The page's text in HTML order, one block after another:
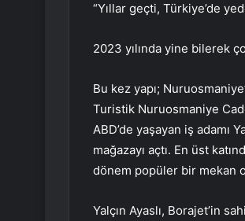
“Yıllar geçti, Türkiye’de
2023 yılında yine bilerek
Bu kez yapı;
Turistik Nuruosmaniye
ABD’de yaşayan iş adamı
mağazayı açtı. En üst
dönem popüler bir mekan
Yalçın Ayaslı, Borajet’in